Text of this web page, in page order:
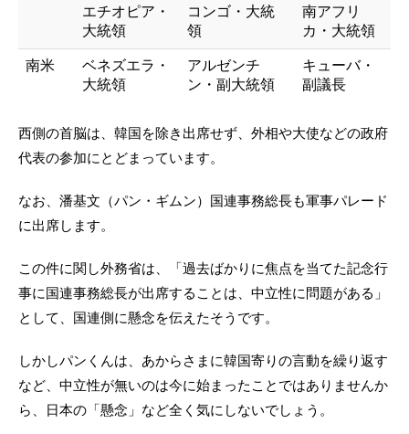
エチオピア・
大統領
コンゴ・大統
領
南アフリ
カ・大統領
南米
ベネズエラ・
大統領
アルゼンチ
ン・副大統領
キューバ・
副議長
西側の首脳は、韓国を除き出席せず、外相や大使などの政府
代表の参加にとどまっています。
なお、潘基文（パン・ギムン）国連事務総長も軍事パレード
に出席します。
この件に関し外務省は、「過去ばかりに焦点を当てた記念行
事に国連事務総長が出席することは、中立性に問題がある」
として、国連側に懸念を伝えたそうです。
しかしパンくんは、あからさまに韓国寄りの言動を繰り返す
など、中立性が無いのは今に始まったことではありませんか
ら、日本の「懸念」など全く気にしないでしょう。